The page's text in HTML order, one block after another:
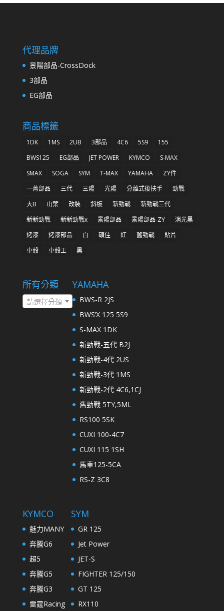
代理品牌
景陽部品-CrossDock
3部品
EG部品
商品標籤
1DK 1MS 2UB 3部品 4C6 5S9
155
BWS125
EG部品 JET POWER KYMCO
S-MAX
SMAX
SOGA SYM T-MAX YAMAHA
ZY件
一菁部品
三代 三陽 光陽 分離式後扶手
勁戰
大B
山葉 改裝 斜板 新勁戰
新勁戰三代
新新勁戰
新新勁戰x 景陽部品 景陽部品-ZY
消光黑
烤漆
烤漆部品 白 碩佳 紅 舊勁戰
貼片
車殼
車殼王 黑
所有分類
請選擇分類
YAMAHA
BWS-R 2JS
BWS’X 125 5S9
S-MAX 1DK
新勁戰-五代 B2J
新勁戰-4代 2US
新勁戰-3代 1MS
新勁戰-2代 4C6,1CJ
舊勁戰 5TY,5ML
RS100 5SK
CUXI 100-4C7
CUXI 115 1SH
馬車125-5CA
RS-Z 3C8
KYMCO
魅力MANY
奔騰G6
超5
奔騰G5
奔騰G3
雷霆Racing
SYM
GR 125
Jet Power
JET-S
FIGHTER 125/150
GT 125
RX110